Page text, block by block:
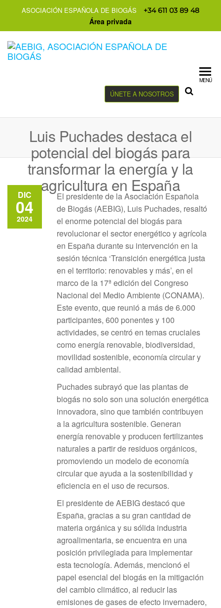
ASOCIACIÓN ESPAÑOLA DE BIOGÁS +34 611 03 89 48
Área privada
ÚNETE A NOSOTROS
MENÚ
Luis Puchades destaca el
potencial del biogás para
transformar la energía y la
agricultura en España
DIC
04
2024
El presidente de la Asociación Española
de Biogás (AEBIG), Luis Puchades, resaltó
el enorme potencial del biogás para
revolucionar el sector energético y agrícola
en España durante su intervención en la
sesión técnica ‘Transición energética justa
en el territorio: renovables y más’, en el
marco de la 17ª edición del Congreso
Nacional del Medio Ambiente (CONAMA).
Este evento, que reunió a más de 6.000
participantes, 600 ponentes y 100
actividades, se centró en temas cruciales
como energía renovable, biodiversidad,
movilidad sostenible, economía circular y
calidad ambiental.
Puchades subrayó que las plantas de
biogás no solo son una solución energética
innovadora, sino que también contribuyen
a la agricultura sostenible. Generan
energía renovable y producen fertilizantes
naturales a partir de residuos orgánicos,
promoviendo un modelo de economía
circular que ayuda a la sostenibilidad y
eficiencia en el uso de recursos.
El presidente de AEBIG destacó que
España, gracias a su gran cantidad de
materia orgánica y su sólida industria
agroalimentaria, se encuentra en una
posición privilegiada para implementar
esta tecnología. Además, mencionó el
papel esencial del biogás en la mitigación
del cambio climático, al reducir las
emisiones de gases de efecto invernadero,